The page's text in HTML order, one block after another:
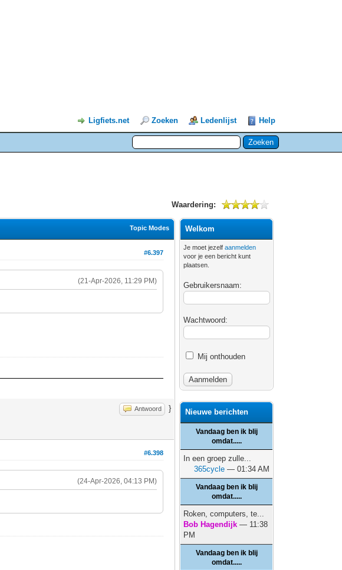
Ligfiets.net Zoeken Ledenlijst Help
Waardering:
Topic Modes
#6.397
(21-Apr-2026, 11:29 PM)
Antwoord }
#6.398
(24-Apr-2026, 04:13 PM)
Welkom
Je moet jezelfaanmelden
voor je een bericht kunt
plaatsen.
Gebruikersnaam:
Wachtwoord:
Mij onthouden
Nieuwe berichten
Vandaag ben ik blij
omdat.....
In een groep zulle...
365cycle — 01:34 AM
Vandaag ben ik blij
omdat.....
Roken, computers, te...
Bob Hagendijk — 11:38
PM
Vandaag ben ik blij
omdat.....